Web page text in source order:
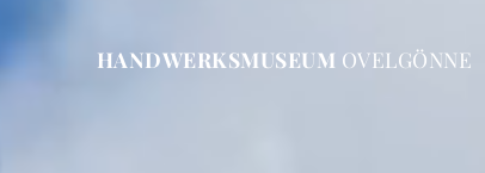
HANDWERKSMUSEUM OVELGÖNNE